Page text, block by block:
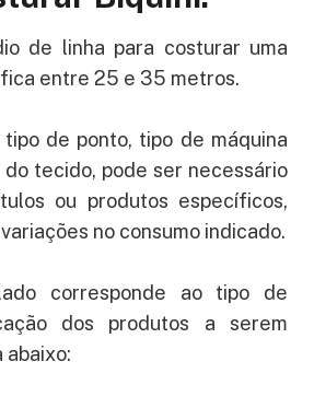
de linha para costurar uma
entre 25 e 35 metros.
de ponto, tipo de máquina
do tecido, pode ser necessário
ou produtos específicos,
no consumo indicado.
corresponde ao tipo de
dos produtos a serem
abaixo: